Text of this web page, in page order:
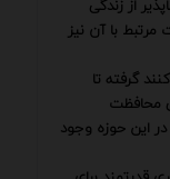
از زندگی
با آن نیز
گرفته تا
محافظت
این حوزه وجود